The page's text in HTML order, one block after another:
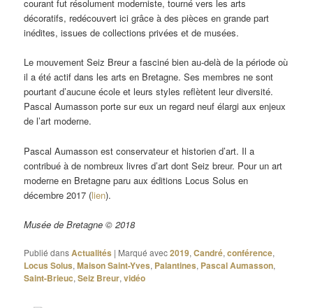
courant fut résolument moderniste, tourné vers les arts
décoratifs, redécouvert ici grâce à des pièces en grande part
inédites, issues de collections privées et de musées.
Le mouvement Seiz Breur a fasciné bien au-delà de la période où
il a été actif dans les arts en Bretagne. Ses membres ne sont
pourtant d’aucune école et leurs styles reflètent leur diversité.
Pascal Aumasson porte sur eux un regard neuf élargi aux enjeux
de l’art moderne.
Pascal Aumasson est conservateur et historien d’art. Il a
contribué à de nombreux livres d’art dont Seiz breur. Pour un art
moderne en Bretagne paru aux éditions Locus Solus en
décembre 2017 (lien).
Musée de Bretagne © 2018
Publié dansActualités | Marqué avec2019,Candré,conférence,
Locus Solus,Maison Saint-Yves, Palantines, Pascal Aumasson,
Saint-Brieuc,Seiz Breur,vidéo